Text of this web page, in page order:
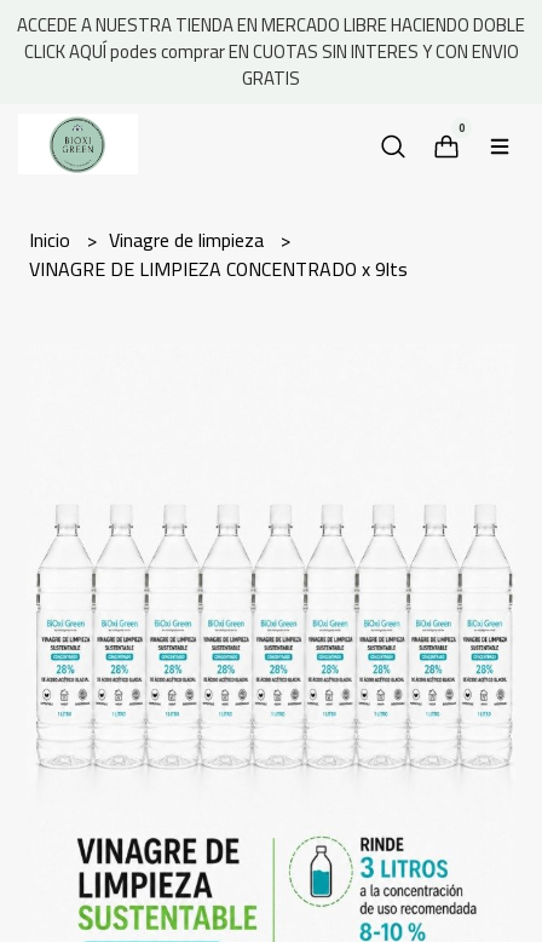
ACCEDE A NUESTRA TIENDA EN MERCADO LIBRE HACIENDO DOBLE
CLICK AQUÍ podes comprar EN CUOTAS SIN INTERES Y CON ENVIO
GRATIS
0
Inicio
Vinagre de limpieza
VINAGRE DE LIMPIEZA CONCENTRADO x 9lts